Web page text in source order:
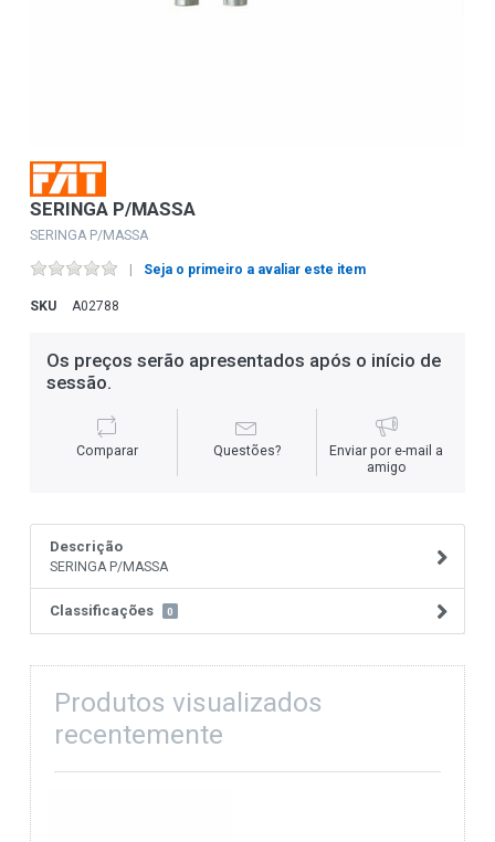
SERINGA P/MASSA
SERINGA P/MASSA
Seja o primeiro a avaliar este item
SKU A02788
Os preços serão apresentados após o início de
sessão.
Comparar Questões?
Enviar por e-mail a
amigo
Descrição
SERINGA P/MASSA
Classificações 0
Produtos visualizados
recentemente